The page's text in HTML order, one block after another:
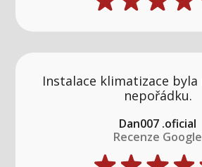
Instalace klimatizace byla
nepořádku.
Dan007 .oficial
Recenze Google